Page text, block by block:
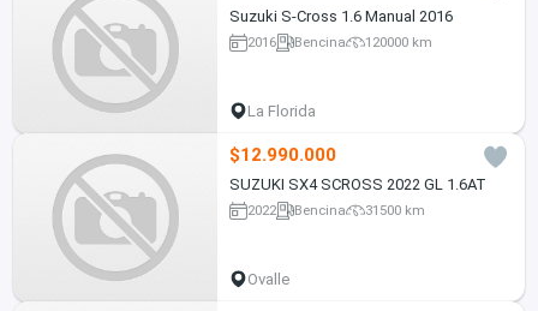
Suzuki S-Cross 1.6 Manual 2016
2016 Bencina 120000 km
La Florida
$12.990.000
SUZUKI SX4 SCROSS 2022 GL 1.6AT
2022 Bencina 31500 km
Ovalle